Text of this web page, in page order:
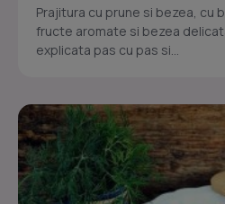
Prajitura cu prune si bezea, cu
fructe aromate si bezea
explicata pas cu pas si...